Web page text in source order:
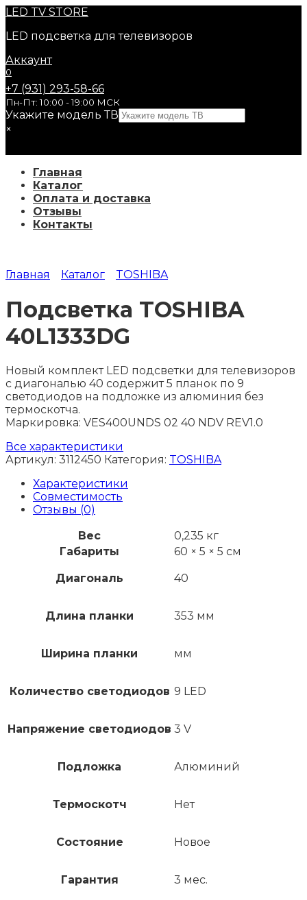
Перейти
содержанию
LED TV STORE
LED подсветка для телевизоров
Аккаунт
0
+7 (931) 293-58-66
Пн-Пт: 10:00 - 19:00 МСК
Укажите модель ТВ
×
Главная
Каталог
Оплата и доставка
Отзывы
Контакты
Главная Каталог TOSHIBA
Подсветка TOSHIBA
40L1333DG
Новый комплект LED подсветки для телевизоров
с диагональю 40 содержит 5 планок по 9
светодиодов на подложке из алюминия без
термоскотча.
Маркировка: VES400UNDS 02 40 NDV REV1.0
Все характеристики
Артикул: 3112450 Категория: TOSHIBA
Характеристики
Совместимость
Отзывы (0)
Вес
0,235 кг
Габариты
60 × 5 × 5 см
Диагональ 40
Длина планки 353 мм
Ширина планки мм
Количество светодиодов 9 LED
Напряжение светодиодов 3 V
Подложка Алюминий
Термоскотч Нет
Состояние Новое
Гарантия 3 мес.